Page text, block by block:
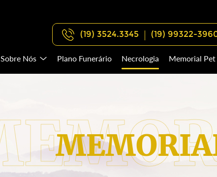
(19) 3524.3345 (19) 99322-
Sobre Nós Plano Funerário Necrologia Memorial Pet